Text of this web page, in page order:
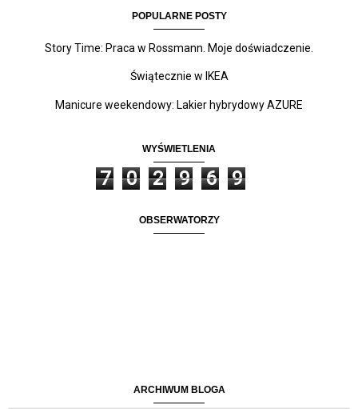
POPULARNE POSTY
Story Time: Praca w Rossmann. Moje doświadczenie.
Świątecznie w IKEA
Manicure weekendowy: Lakier hybrydowy AZURE
WYŚWIETLENIA
7 0 2 9 6 9
OBSERWATORZY
ARCHIWUM BLOGA